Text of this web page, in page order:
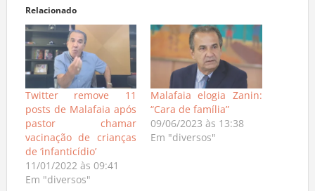
Relacionado
Twitter remove 11
posts de Malafaia após
pastor chamar
vacinação de crianças
de ‘infanticídio’
11/01/2022 às 09:41
Em "diversos"
Malafaia elogia Zanin:
“Cara de família”
09/06/2023 às 13:38
Em "diversos"